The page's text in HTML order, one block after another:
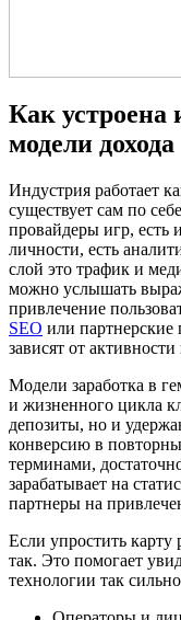
Как устроена
модели дохода
Индустрия работает
существует сам по
провайдеры игр, есть
личности, есть
слой это трафик и
можно услышать
привлечение
SEO или
зависят от активности
Модели заработка в
и жизненного цикла
депозиты, но и
конверсию в
терминами,
зарабатывает на
партнеры на
Если упростить
так. Это помогает
технологии так